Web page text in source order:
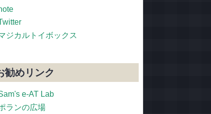
ジカルトイボックス
勧めリンク
e-AT Lab
ランの広場